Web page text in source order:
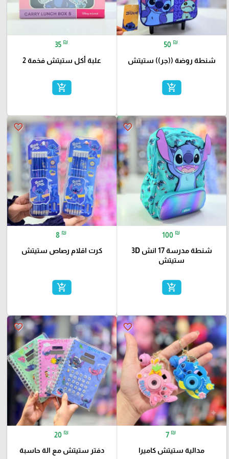
50 ₪
شنطة روضة ((جر)) ستيتش
add_shopping_cart
35 ₪
علبة أكل ستيتش فخمة 2
add_shopping_cart
favorite_border
100 ₪
شنطة مدرسة 17 انش 3D
ستيتش
add_shopping_cart
favorite_border
8 ₪
كرت اقلام رصاص ستيتش
add_shopping_cart
favorite_border
7 ₪
مدالية ستيتش كاميرا
favorite_border
20 ₪
دفتر ستيتش مع الة حاسبة